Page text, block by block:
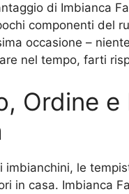
di Imbianca
componenti del
occasione –
nel tempo, farti
Ordine
imbianchini, le
in casa. Imbianca